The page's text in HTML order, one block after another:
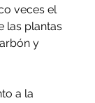
veces el
las plantas
y
a la